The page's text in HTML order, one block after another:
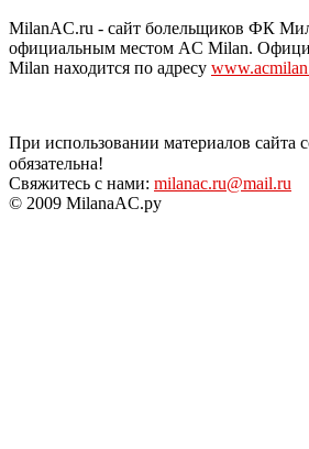
MilanAC.ru - сайт болельщиков ФК
официальным местом AC Milan.
Milan находится по адресу
При использовании материалов сайта
обязательна!
Свяжитесь с нами: milanac.ru@mail.ru
© 2009 MilanaAC.ру